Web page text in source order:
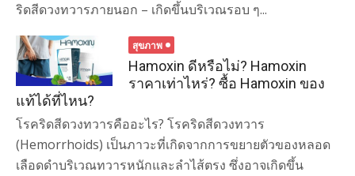
ริดสีดวงทวารภายนอก – เกิดขึ้นบริเวณรอบ ๆ...
สุขภาพ
Hamoxin ดีหรือไม่? Hamoxin
ราคาเท่าไหร่? ซื้อ Hamoxin ของ
แท้ได้ที่ไหน?
โรคริดสีดวงทวารคืออะไร? โรคริดสีดวงทวาร
(Hemorrhoids) เป็นภาวะที่เกิดจากการขยายตัวของหลอด
เลือดดำบริเวณทวารหนักและลำไส้ตรง ซึ่งอาจเกิดขึ้น